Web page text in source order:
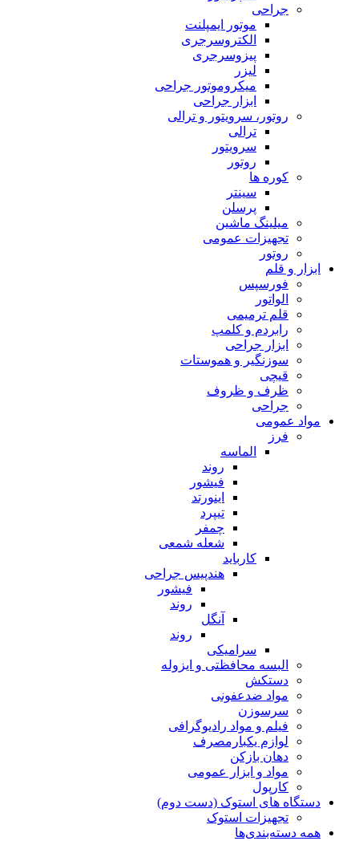
جراحی
موتور ایمپلنت
الکتروسرجری
پیزوسرجری
لیزر
میکروموتور جراحی
ابزار جراحی
روتور، سرویتور و ترالی
ترالی
سرویتور
روتور
کوره ها
سینتر
پرسلن
میلینگ ماشین
تجهیزات عمومی
روتور
ابزار و قلم
فورسپس
الواتور
قلم ترمیمی
رابردم و کلمپ
ابزار جراحی
سوزنگیر و هموستات
قیچی
ظرف و ظروف
جراحی
مواد عمومی
فرز
الماسه
روند
فیشور
اینورتد
تیپرد
چمفر
شعله شمعی
کارباید
هندپیس جراحی
فیشور
روند
آنگل
روند
سرامیکی
البسه محافظتی و ایزوله
دستکش
مواد ضدعفونی
سرسوزن
فیلم و مواد رادیوگرافی
لوازم یکبارمصرف
دهان بازکن
مواد و ابزار عمومی
کارپول
دستگاه های استوک (دست دوم)
تجهیزات استوک
همه دسته‌بندی‌ها